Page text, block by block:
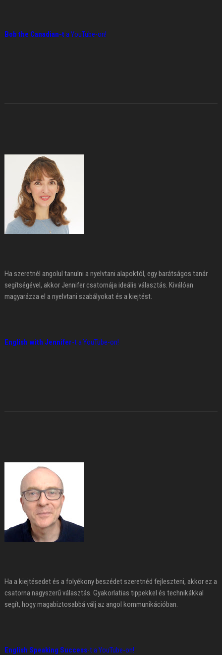
Bob the Canadian-t a YouTube-on!
Ha szeretnél angolul tanulni a nyelvtani alapoktól, egy barátságos tanár
segítségével, akkor Jennifer csatornája ideális választás. Kiválóan
magyarázza el a nyelvtani szabályokat és a kiejtést.
English with Jennifer-t a YouTube-on!
Ha a kiejtésedet és a folyékony beszédet szeretnéd fejleszteni, akkor ez a
csatorna nagyszerű választás. Gyakorlatias tippekkel és technikákkal
segít, hogy magabiztosabbá válj az angol kommunikációban.
English Speaking Success-t a YouTube-on!